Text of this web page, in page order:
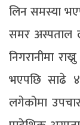
लिन समस्या
समर अस्पताल
निगरानीमा
भएपछि साढे
लगेकोमा